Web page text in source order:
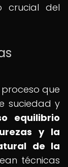
crucial del
que
suciedad y
equilibrio
y la
de la
técnicas